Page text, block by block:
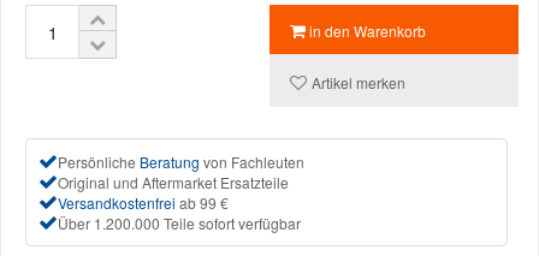
in den Warenkorb
Artikel merken
Persönliche Beratung von Fachleuten
Original und Aftermarket Ersatzteile
Versandkostenfrei ab 99 €
Über 1.200.000 Teile sofort verfügbar
Kia Ersatzteile
Mazda Ersatzteile